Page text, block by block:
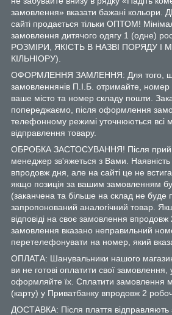
замовлення» вказати бажані кольори.
сайті продається тільки ОПТОМ!
замовлення дитячого одягу 1 (одне)
РОЗМІРИ, ЯКІСТЬ В НАЗВІ ПОРЯДУ
КІЛЬНІОРУ).
ОФОРМЛЕННЯ ЗАМЛЕННЯ: Для того,
замовленнянів П.І.Б. отримайте, номер
ваше місто та номер складу пошти.
попереджаємо, після оформлення
телефонному режимі уточнюються всі
відправлення товару.
ОБРОБКА ЗАСТОСУВАННЯ! Після
менеджер зв'яжеться з Вами. Наявність
впродовж дня, але на сайті це не
якщо позиція за вашим замовленням
(заканчена та більше на склад не буде
запропонований аналогічний товар.
відповіді на своє замовлення
замовлення вказано неправильний
перетелефонувати на номер, який
ОПЛАТА: Шанувальники нашого
ви не готові оплатити свої замовлення,
оформляйте їх. Сплатити замовлення
(карту) у Приватбанку впродовж 2
ДОСТАВКА: Після плаття відправляють